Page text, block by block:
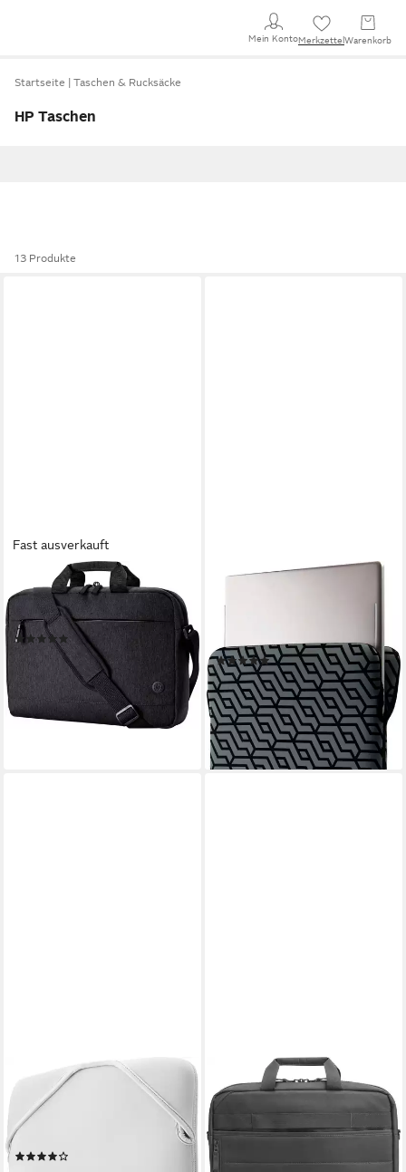
Mein KontoMerkzettel Warenkorb
Startseite Taschen & Rucksäcke
HP Taschen
13 Produkte
Fast ausverkauft
Laptoptasche Prelude Pro
17,3 Zoll
(18)
31,07 € UVP 44,99 €
-31%
lieferbar - in 4-5 Werktagen bei dir
HP
Blk/Geo Sleeve (P)
(7)
17,87 € UVP22,99 €
-22%
lieferbar - in 3-4 Werktagen bei dir
Laptoptasche Wende-
Schutzhülle für 15,6-Zoll-Zoll-
Laptop in Geo
Laptoptasche Professional
15,6" Topload (1-tlg)
35,77 € UVP49,99 €
-28%